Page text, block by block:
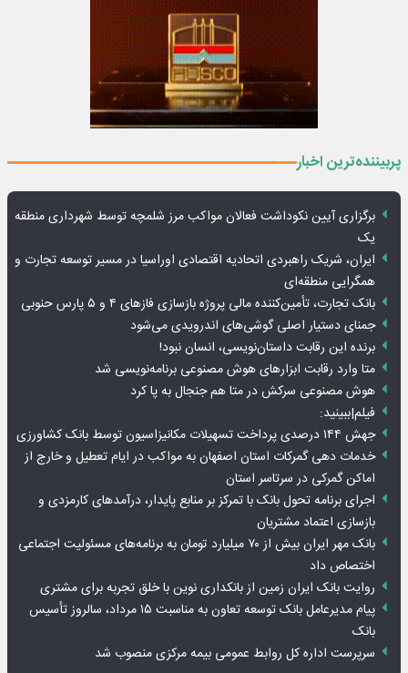
پربیننده‌ترین اخبار
برگزاری آیین نکوداشت فعالان مواکب مرز شلمچه توسط شهرداری منطقه
یک
ایران، شریک راهبردی اتحادیه اقتصادی اوراسیا در مسیر توسعه تجارت و
همگرایی منطقه‌ای
بانک تجارت، تأمین‌کننده مالی پروژه بازسازی فازهای ۴ و ۵ پارس حنوبی
جمنای دستیار اصلی گوشی‌های اندرویدی می‌شود
برنده این رقابت داستان‌نویسی، انسان نبود!
متا وارد رقابت ابزارهای هوش مصنوعی برنامه‌نویسی شد
هوش مصنوعی سرکش در متا هم جنجال به پا کرد
فیلم|ببینید:
جهش ۱۴۴ درصدی پرداخت تسهیلات مکانیزاسیون توسط بانک کشاورزی
خدمات دهی گمرکات استان اصفهان به مواکب در ایام تعطیل و خارج از
اماکن گمرکی در سرتاسر استان
اجرای برنامه تحول بانک با تمرکز بر منابع پایدار، درآمدهای کارمزدی و
بازسازی اعتماد مشتریان
بانک مهر ایران بیش از ۷۰ میلیارد تومان به برنامه‌های مسئولیت اجتماعی
اختصاص داد
روایت بانک ایران زمین از بانکداری نوین با خلق تجربه برای مشتری
پیام مدیرعامل بانک توسعه تعاون به مناسبت ۱۵ مرداد، سالروز تأسیس
بانک
سرپرست اداره کل روابط عمومی بیمه مرکزی منصوب شد